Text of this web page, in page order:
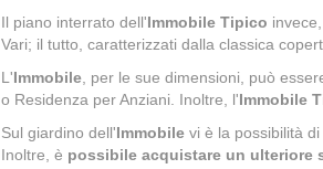
Il piano interrato dell'Immobile Tipico
Vari; il tutto, caratterizzati dalla classica
L'Immobile, per le sue dimensioni, può
o Residenza per Anziani. Inoltre, l'Immobile
Sul giardino dell'Immobile vi è la possibilità
Inoltre, è possibile acquistare un ulteriore